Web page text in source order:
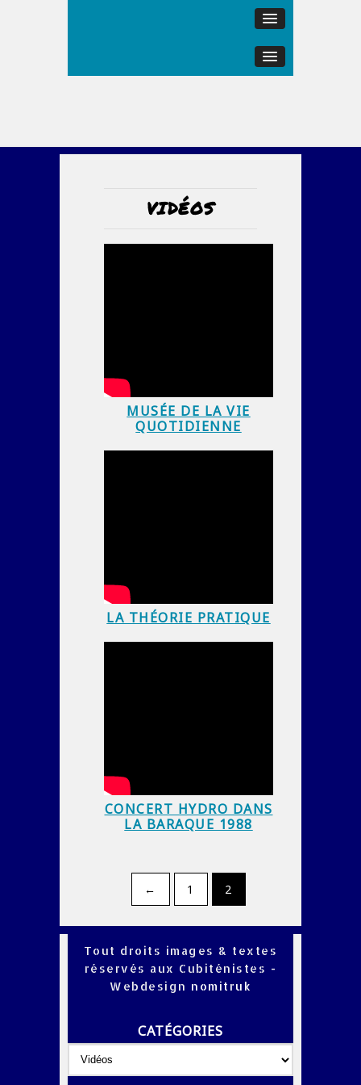
VIDÉOS
MUSÉE DE LA VIE
QUOTIDIENNE
LA THÉORIE PRATIQUE
CONCERT HYDRO DANS
LA BARAQUE 1988
← 1 2
Tout droits images & textes
réservés aux Cubiténistes -
Webdesign nomitruk
CATÉGORIES
Catégories